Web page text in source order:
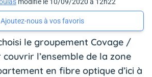
Ajoutez-nous à vos favoris
le groupement Covage /
l’ensemble de la zone
en fibre optique d’ici à